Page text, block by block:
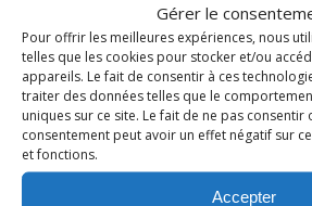
Gérer le
Pour offrir les meilleures expériences, nous
telles que les cookies pour stocker et/ou
appareils. Le fait de consentir à ces
traiter des données telles que le
uniques sur ce site. Le fait de ne pas
consentement peut avoir un effet négatif sur
et fonctions.
Accepter
mes donuts marbrés ou encore
damier! […]
0 Répondre